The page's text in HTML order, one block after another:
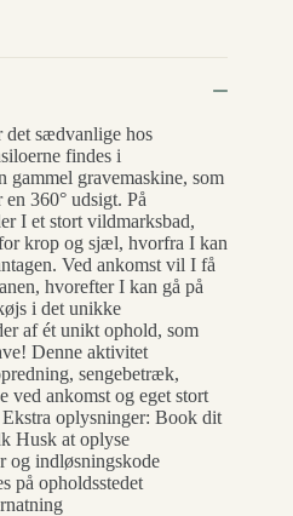
det sædvanlige hos
findes i
gammel gravemaskine, som
360° udsigt. På
I et stort vildmarksbad,
krop og sjæl, hvorfra I kan
Ved ankomst vil I få
hvorefter I kan gå på
i det unikke
af ét unikt ophold, som
Denne aktivitet
sengebetræk,
ved ankomst og eget stort
oplysninger: Book dit
Husk at oplyse
og indløsningskode
på opholdsstedet